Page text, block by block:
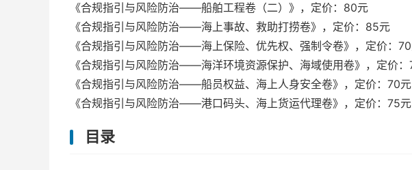
《合规指引与风险防治——船舶工程卷（二）》，定价：80元
《合规指引与风险防治——海上事故、救助打捞卷》，定价：85元
《合规指引与风险防治——海上保险、优先权、强制令卷》，定价：
《合规指引与风险防治——海洋环境资源保护、海域使用卷》，定价
《合规指引与风险防治——船员权益、海上人身安全卷》，定价：70元
《合规指引与风险防治——港口码头、海上货运代理卷》，定价：75元
目录